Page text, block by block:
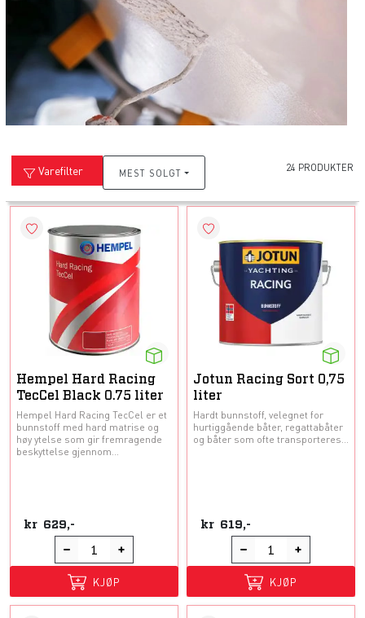
Varefilter MEST SOLGT 24 PRODUKTER
Hempel Hard Racing
TecCel Black 0.75 liter
Hempel Hard Racing TecCel er et
bunnstoff med hard matrise og
høy ytelse som gir fremragende
beskyttelse gjennom...
kr 629,-
KJØP
Jotun Racing Sort 0,75
liter
Hardt bunnstoff, velegnet for
hurtiggående båter, regattabåter
og båter som ofte transporteres...
kr 619,-
KJØP